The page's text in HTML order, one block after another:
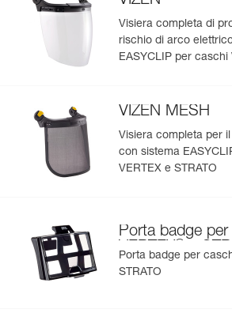
Visualizza lo storico di un prodotto
produzione.
Per saperne di più
Visiera completa di
rischio di arco
EASYCLIP per caschi
VIZEN MESH
Visiera completa per
con sistema
VERTEX e STRATO
Porta badge per
VERTEX
e
Porta badge per
STRATO